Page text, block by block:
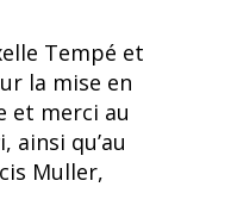
Tempé et
la mise en
et merci au
ainsi qu’au
Muller,